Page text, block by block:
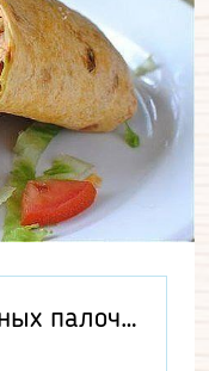
"Шаурма" из куриных палочек